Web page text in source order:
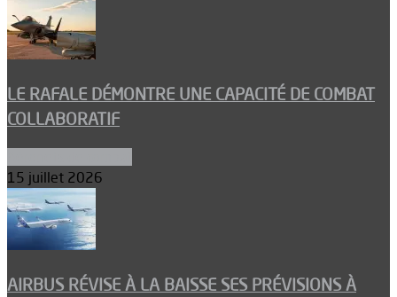
LE RAFALE DÉMONTRE UNE CAPACITÉ DE COMBAT
COLLABORATIF
15 juillet 2026
AIRBUS RÉVISE À LA BAISSE SES PRÉVISIONS À